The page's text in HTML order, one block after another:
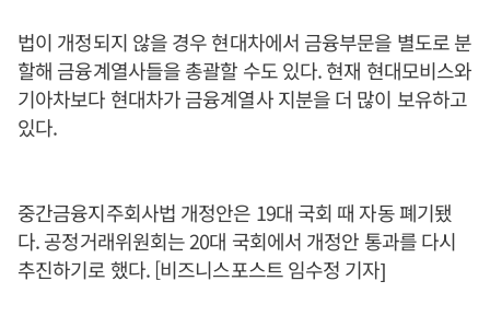
법이 개정되지 않을 경우 현대차에서 금융부문을 별도로 분
할해 금융계열사들을 총괄할 수도 있다. 현재 현대모비스와
기아차보다 현대차가 금융계열사 지분을 더 많이 보유하고
있다.
중간금융지주회사법 개정안은 19대 국회 때 자동 폐기됐
다. 공정거래위원회는 20대 국회에서 개정안 통과를 다시
추진하기로 했다. [비즈니스포스트 임수정 기자]